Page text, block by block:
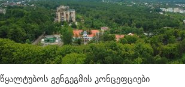
წყალტუბოს გენგეგმის კონცეფციები